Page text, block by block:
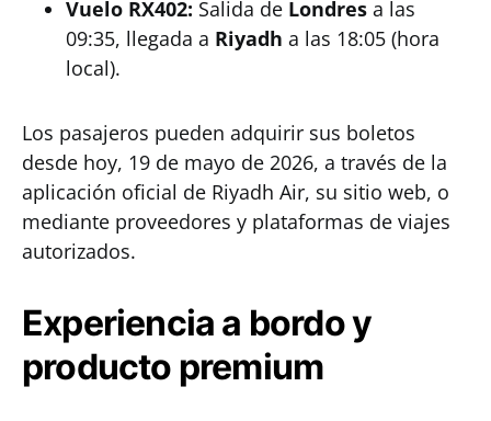
Vuelo RX402: Salida de Londres a las
09:35, llegada a Riyadh a las 18:05 (hora
local).
Los pasajeros pueden adquirir sus boletos
desde hoy, 19 de mayo de 2026, a través de la
aplicación oficial de Riyadh Air, su sitio web, o
mediante proveedores y plataformas de viajes
autorizados.
Experiencia a bordo y
producto premium